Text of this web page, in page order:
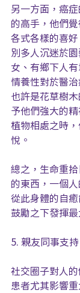
另一方面，癌
的高手，他們
各式各樣的喜
別多人沉迷於
女、有鄉下人
情養性對於醫
也許是花草樹
予他們強大的
植物相處之時
悅。
總之，生命重
的東西，一個
從此身體的自
鼓勵之下發揮
5. 親友同事支持
社交圈子對人
患者尤其影響重